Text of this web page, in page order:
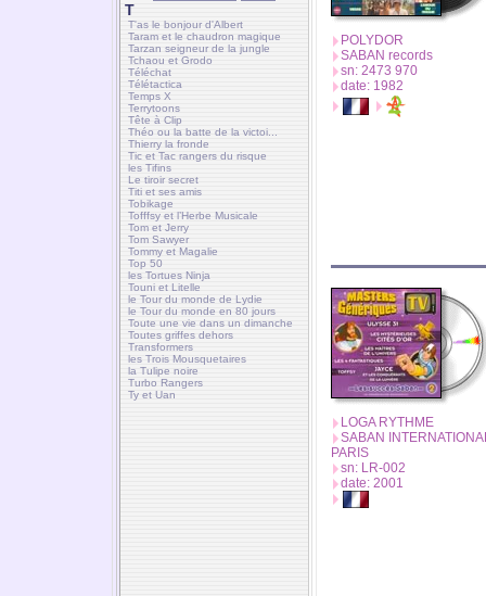
T
T'as le bonjour d'Albert
Taram et le chaudron magique
Tarzan seigneur de la jungle
Tchaou et Grodo
Téléchat
Télétactica
Temps X
Terrytoons
Tête à Clip
Théo ou la batte de la victoi...
Thierry la fronde
Tic et Tac rangers du risque
les Tifins
Le tiroir secret
Titi et ses amis
Tobikage
Tofffsy et l’Herbe Musicale
Tom et Jerry
Tom Sawyer
Tommy et Magalie
Top 50
les Tortues Ninja
Touni et Litelle
le Tour du monde de Lydie
le Tour du monde en 80 jours
Toute une vie dans un dimanche
Toutes griffes dehors
Transformers
les Trois Mousquetaires
la Tulipe noire
Turbo Rangers
Ty et Uan
POLYDOR
SABAN records
sn: 2473 970
date: 1982
LOGA RYTHME
SABAN
PARIS
sn: LR-002
date: 2001